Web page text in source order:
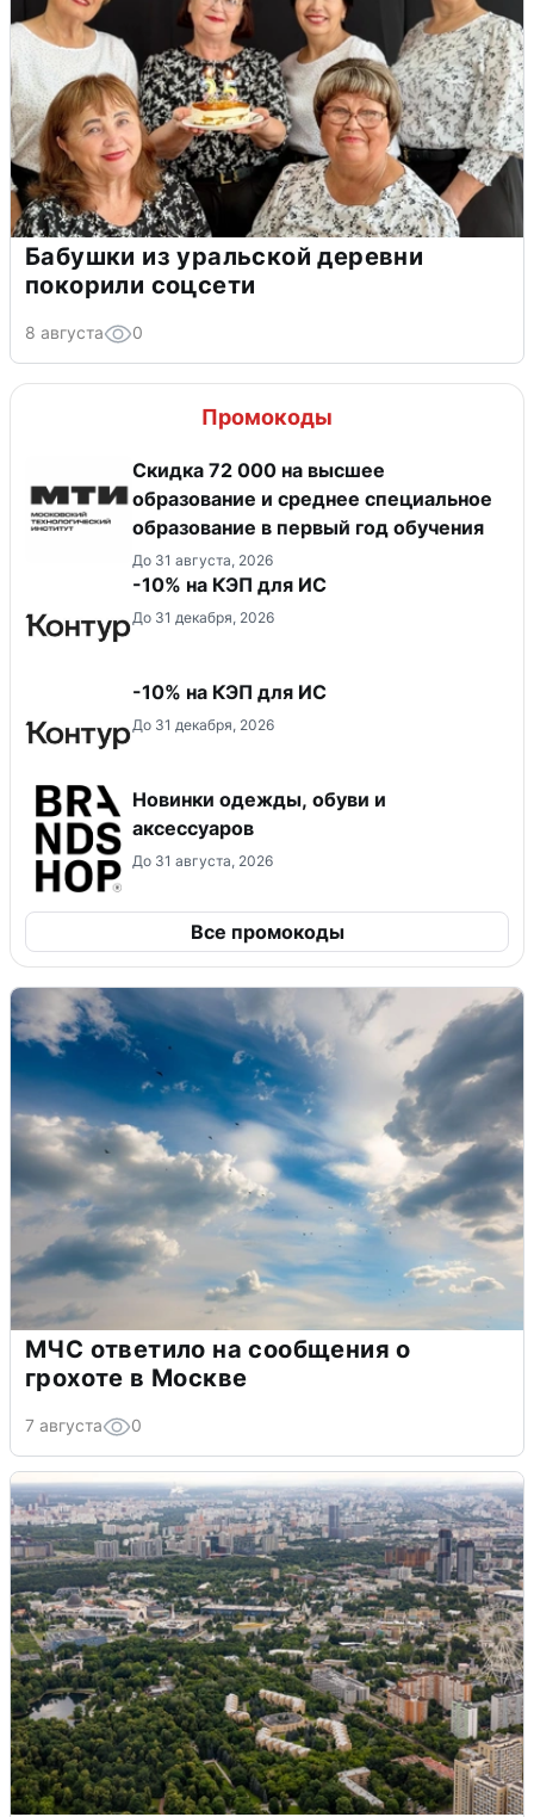
Бабушки из уральской деревни
покорили соцсети
8 августа 0
Промокоды
Скидка 72 000 на высшее
образование и среднее специальное
образование в первый год обучения
До 31 августа, 2026
-10% на КЭП для ИС
До 31 декабря, 2026
-10% на КЭП для ИС
До 31 декабря, 2026
Новинки одежды, обуви и
аксессуаров
До 31 августа, 2026
Все промокоды
МЧС ответило на сообщения о
грохоте в Москве
7 августа 0